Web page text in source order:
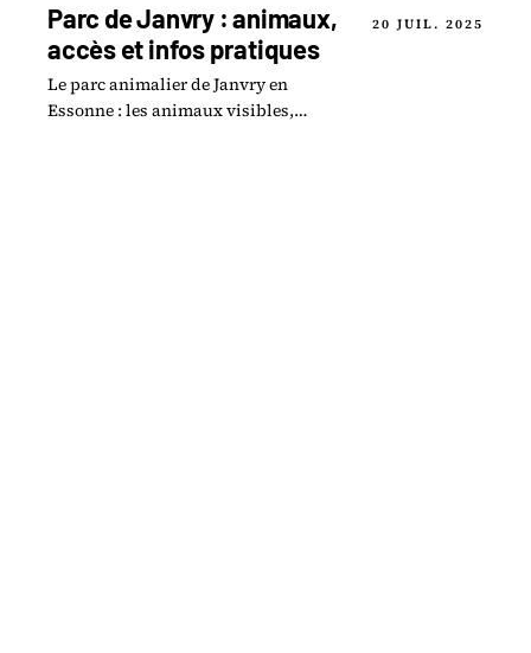
Parc de Janvry : animaux,
accès et infos pratiques
Le parc animalier de Janvry en
Essonne : les animaux visibles,
20 JUIL. 2025